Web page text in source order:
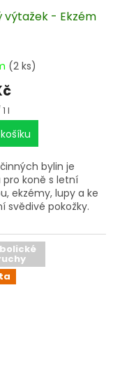
výtažek - Ekzém
(2 ks)
l
bylin je
pro koně s letní
ekzémy, lupy a ke
svědivé pokožky.